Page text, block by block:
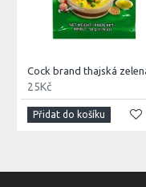
25Kč
Přidat do košíku